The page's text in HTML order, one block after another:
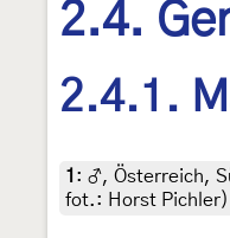
2.4.
2.4.1.
1 : ♂, Österreich,
fot.: Horst Pichler)